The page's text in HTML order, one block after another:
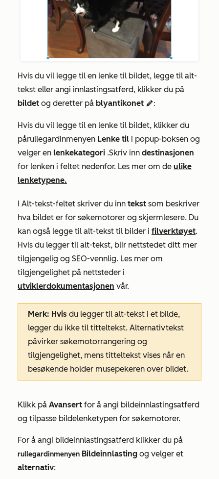
Hvis du vil legge til en lenke til bildet, legge til alt-
tekst eller angi innlastingsatferd, klikker du på
bildet og deretter på blyantikonet edit:
Hvis du vil legge til en lenke til bildet, klikker du
pårullegardinmenyen Lenke til i popup-boksen og
velger en lenkekategori .Skriv inn destinasjonen
for lenken i feltet nedenfor. Les mer om de ulike
lenketypene.
I Alt-tekst-feltet skriver du inn tekst som beskriver
hva bildet er for søkemotorer og skjermlesere. Du
kan også legge til alt-tekst til bilder i filverktøyet.
Hvis du legger til alt-tekst, blir nettstedet ditt mer
tilgjengelig og SEO-vennlig. Les mer om
tilgjengelighet på nettsteder i
utviklerdokumentasjonen vår.
Merk: Hvis du legger til alt-tekst i et bilde,
legger du ikke til titteltekst. Alternativtekst
påvirker søkemotorrangering og
tilgjengelighet, mens titteltekst vises når en
besøkende holder musepekeren over bildet.
Klikk på Avansert for å angi bildeinnlastingsatferd
og tilpasse bildelenketypen for søkemotorer.
For å angi bildeinnlastingsatferd klikker du på
rullegardinmenyen Bildeinnlasting og velger et
alternativ: